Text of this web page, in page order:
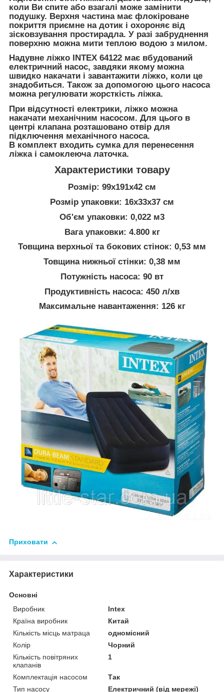
коли Ви спите або взагалі може замінити
подушку. Верхня частина має флокіроване
покриття приємне на дотик і охороняє від
зісковзування простирадла. У разі забруднення
поверхню можна мити теплою водою з милом.
Надувне ліжко INTEX 64122 має вбудований
електричний насос, завдяки якому можна
швидко накачати і завантажити ліжко, коли це
знадобиться. Також за допомогою цього насоса
можна регулювати жорсткість ліжка.
При відсутності електрики, ліжко можна
накачати механічним насосом. Для цього в
центрі клапана розташовано отвір для
підключення механічного насоса.
В комплект входить сумка для перенесення
ліжка і самоклеюча латочка.
Характеристики товару
Розмір: 99х191х42 см
Розмір упаковки: 16x33x37 см
Об'єм упаковки: 0,022 м3
Вага упаковки: 4.800 кг
Товщина верхньої та бокових стінок: 0,53 мм
Товщина нижньої стінки: 0,38 мм
Потужність насоса: 90 вт
Продуктивність насоса: 450 л/хв
Максимальне навантаження: 126 кг
Приховати
Характеристики
Основні
Виробник
Intex
Країна виробник
Китай
Кількість місць матраца
одномісний
Колір
Чорний
Кількість повітряних
клапанів
1
Комплектація насосом
Так
Тип насосу
Електричний (від мережі)